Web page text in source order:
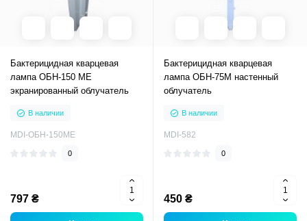
Бактерицидная кварцевая
лампа ОБН-150 МЕ
экранированный облучатель
В наличии
MDI-ОБН-150МЕ
0
797 ₴
Бактерицидная кварцевая
лампа ОБН-75М настенный
облучатель
В наличии
MDI-582
0
450 ₴